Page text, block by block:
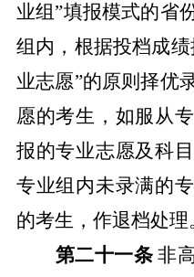
业组”填报模式的省
组内，根据投档成绩
业志愿”的原则择优
愿的考生，如服从
报的专业志愿及科
专业组内未录满的
的考生，作退档处理
第二十一条非